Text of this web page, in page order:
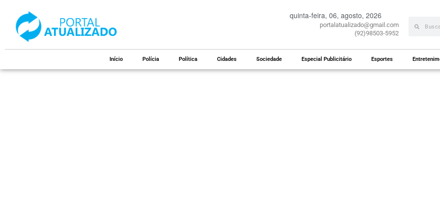
quinta-feira, 06, agosto, 2026
portalatualizado@gmail.com
(92)98503-5952
Início Polícia Política Cidades Sociedade Especial Publicitário Esportes